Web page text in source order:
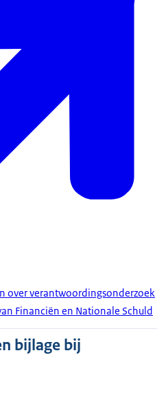
over verantwoordingsonderzoek
Financiën en Nationale Schuld
bijlage bij